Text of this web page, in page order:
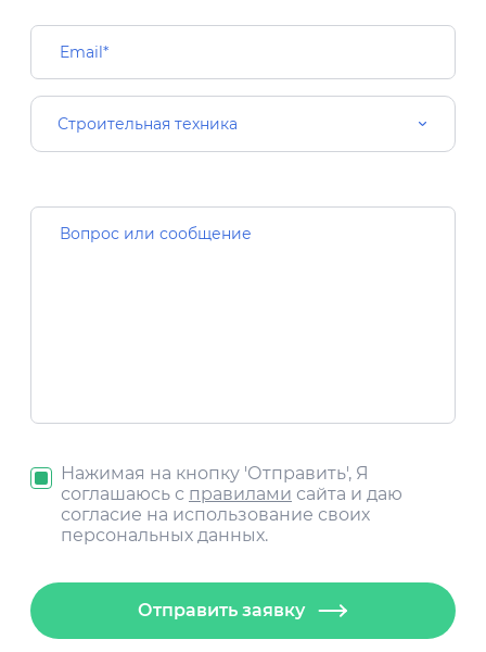
Строительная техника
Нажимая на кнопку 'Отправить', Я
соглашаюсь с правилами сайта и даю
согласие на использование своих
персональных данных.
Отправить заявку